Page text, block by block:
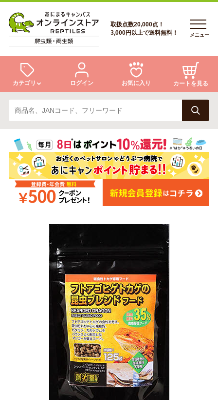
会員登録
あにまるキャンパスについて
アフターサービス
お買い物ガイド
お問い合わせ
取扱点数20,000点！
3,000円以上で送料無料！
メニュー
カテゴリ
トカゲ ヘビ
カメ 両生類
ログイン お気に入り カートを見る
あにまるキャンパスについて
アフターサービス
商品リクエスト
お買い物ガイド
お問い合わせ